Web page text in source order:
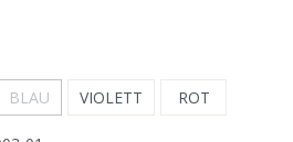
BLAU VIOLETT ROT